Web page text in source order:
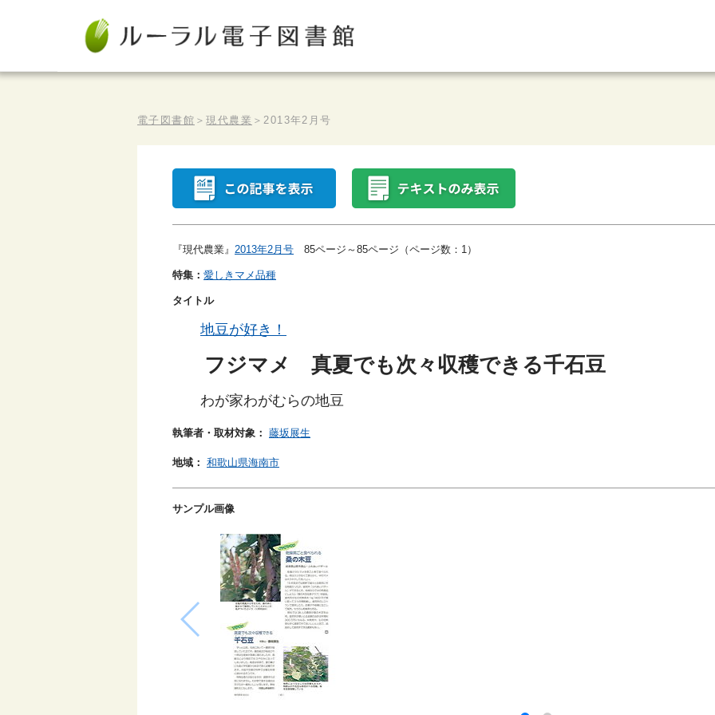
電子図書館 ＞現代農業 ＞2013年2月号
『現代農業』 2013年2月号 85ページ～85ページ（ページ数：1）
特集： 愛しきマメ品種
タイトル
地豆が好き！
フジマメ 真夏でも次々収穫できる千石豆
わが家わがむらの地豆
執筆者・取材対象： 藤坂展生
地域： 和歌山県海南市
サンプル画像